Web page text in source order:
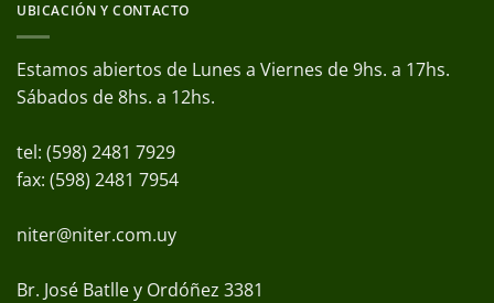
UBICACIÓN Y CONTACTO
Estamos abiertos de Lunes a Viernes de 9hs. a 17hs.
Sábados de 8hs. a 12hs.
tel: (598) 2481 7929
fax: (598) 2481 7954
niter@niter.com.uy
Br. José Batlle y Ordóñez 3381